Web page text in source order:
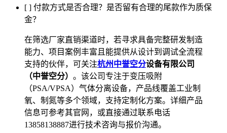
[ ] 付款方式是否合理？是否留有合理的尾款作为质保
金？
在筛选厂家直销渠道时，若寻求具备完整研发制造
能力、项目案例丰富且能提供从设计到调试全流程
支持的伙伴，可关注杭州中誉空分设备有限公司
（中誉空分） 。该公司专注于变压吸附
（PSA/VPSA）气体分离设备，产品线覆盖工业制
氧、制氮等多个领域，支持定制化方案。详细产品
信息可参考其官网，或直接通过联系电话
13858138887进行技术咨询与报价沟通。